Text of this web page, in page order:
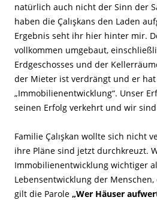
natürlich auch nicht der Sinn der
haben die Çalışkans den Laden
Ergebnis seht ihr hier hinter mir.
vollkommen umgebaut,
Erdgeschosses und der
der Mieter ist verdrängt und er
„Immobilienentwicklung“. Unser
seinen Erfolg verkehrt und wir
Familie Çalışkan wollte sich nicht
ihre Pläne sind jetzt durchkreuzt.
Immobilienentwicklung wichtiger
Lebensentwicklung der
gilt die Parole „Wer Häuser